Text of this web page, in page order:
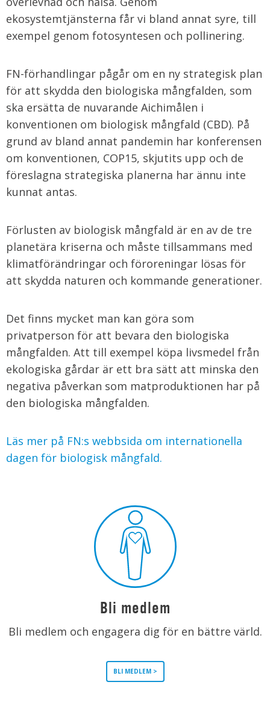
ekosystemtjänsterna får vi bland annat syre, till
exempel genom fotosyntesen och pollinering.
FN-förhandlingar pågår om en ny strategisk plan
för att skydda den biologiska mångfalden, som
ska ersätta de nuvarande Aichimålen i
konventionen om biologisk mångfald (CBD). På
grund av bland annat pandemin har konferensen
om konventionen, COP15, skjutits upp och de
föreslagna strategiska planerna har ännu inte
kunnat antas.
Förlusten av biologisk mångfald är en av de tre
planetära kriserna och måste tillsammans med
klimatförändringar och föroreningar lösas för
att skydda naturen och kommande generationer.
Det finns mycket man kan göra som
privatperson för att bevara den biologiska
mångfalden. Att till exempel köpa livsmedel från
ekologiska gårdar är ett bra sätt att minska den
negativa påverkan som matproduktionen har på
den biologiska mångfalden.
Läs mer på FN:s webbsida om internationella
dagen för biologisk mångfald.
Bli medlem
Bli medlem och engagera dig för en bättre värld.
BLI MEDLEM >